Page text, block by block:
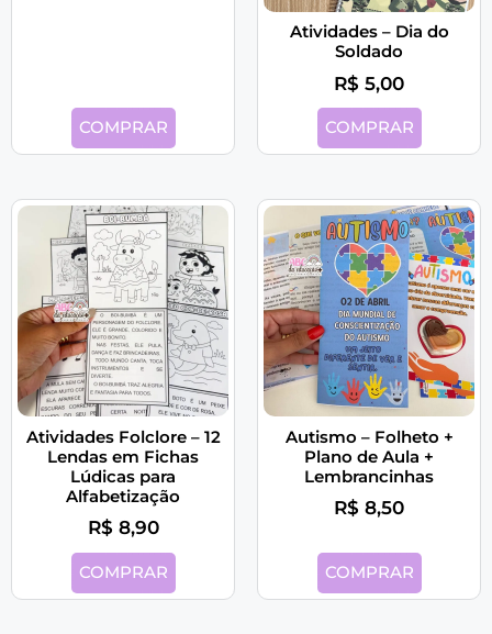
COMPRAR
Atividades – Dia do
Soldado
R$ 5,00
COMPRAR
Atividades Folclore – 12
Lendas em Fichas
Lúdicas para
Alfabetização
R$ 8,90
COMPRAR
Autismo – Folheto +
Plano de Aula +
Lembrancinhas
R$ 8,50
COMPRAR